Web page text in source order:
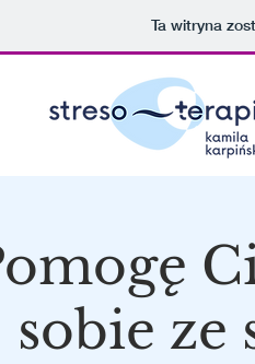
Ta witryna
sobie ze